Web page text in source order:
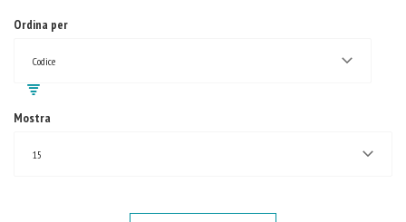
Ordina per
Codice
Mostra
15